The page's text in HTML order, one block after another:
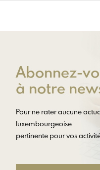
Abonnez-
à notre
Pour ne rater aucune
luxembourgeoise
pertinente pour vos